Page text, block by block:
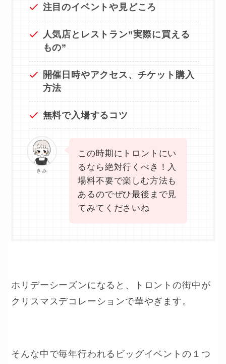
注目のイベントや見どころ
人気店とレストラン”実際に買える
もの”
開催日時やアクセス、チケット購入
方法
無料で入場するコツ
きみ
この時期にトロントにい
るなら絶対行くべき！入
場料不要で楽しむ方法も
あるのでぜひ最後まで見
てみてくださいね
ホリデーシーズンになると、トロントの街中が
クリスマスデコレーションで華やぎます。
そんな中で毎年行われるビッグイベントの１つ